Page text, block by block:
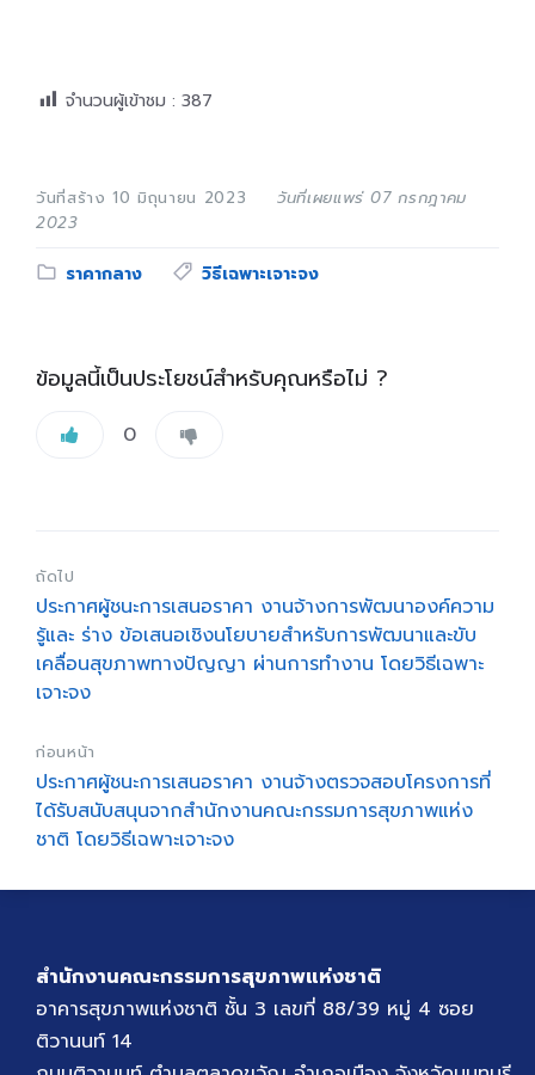
จำนวนผู้เข้าชม : 387
วันที่สร้าง 10 มิถุนายน 2023
วันที่เผยแพร่ 07 กรกฎาคม
2023
Category:
ราคากลาง Tags:
วิธีเฉพาะเจาะจง
ข้อมูลนี้เป็นประโยชน์สำหรับคุณหรือไม่ ?
0
ถัดไป
ประกาศผู้ชนะการเสนอราคา งานจ้างการพัฒนาองค์ความ
รู้และ ร่าง ข้อเสนอเชิงนโยบายสำหรับการพัฒนาและขับ
เคลื่อนสุขภาพทางปัญญา ผ่านการทำงาน โดยวิธีเฉพาะ
เจาะจง
ก่อนหน้า
ประกาศผู้ชนะการเสนอราคา งานจ้างตรวจสอบโครงการที่
ได้รับสนับสนุนจากสำนักงานคณะกรรมการสุขภาพแห่ง
ชาติ โดยวิธีเฉพาะเจาะจง
สำนักงานคณะกรรมการสุขภาพแห่งชาติ
อาคารสุขภาพแห่งชาติ ชั้น 3 เลขที่ 88/39 หมู่ 4 ซอย
ติวานนท์ 14